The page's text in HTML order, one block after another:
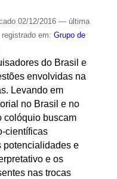
02/12/2016 — última
em: Grupo de
do Brasil e
envolvidas na
Levando em
no Brasil e no
colóquio buscam
científicas
potencialidades e
e os
nas trocas